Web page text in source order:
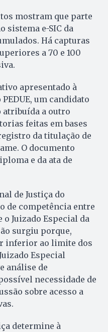
mostram que parte
sistema e-SIC da
Há capturas
a 70 e 100
apresentado à
um candidato
atribuída a outro
feitas em bases
da titulação de
O documento
e da ata de
de Justiça do
de competência entre
o Juizado Especial da
surgiu porque,
inferior ao limite dos
Especial
análise de
necessidade de
sobre acesso a
determine à